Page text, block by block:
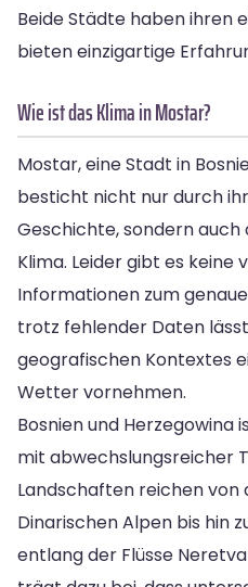
Beide Städte haben ihren
bieten einzigartige
Wie ist das Klima in Mostar?
Mostar, eine Stadt in
besticht nicht nur durch
Geschichte, sondern auch
Klima. Leider gibt es keine
Informationen zum
trotz fehlender Daten
geografischen Kontextes
Wetter vornehmen.
Bosnien und Herzegowina
mit abwechslungsreicher
Landschaften reichen von
Dinarischen Alpen bis hin
entlang der Flüsse